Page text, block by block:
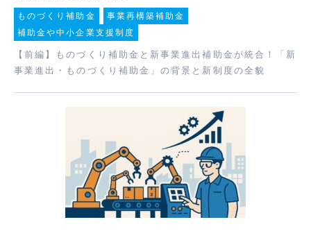
ものづくり補助金
事業再構築補助金
補助金や中小企業支援制度
【前編】ものづくり補助金と新事業進出補助金が統合！「新
事業進出・ものづくり補助金」の背景と新制度の全貌